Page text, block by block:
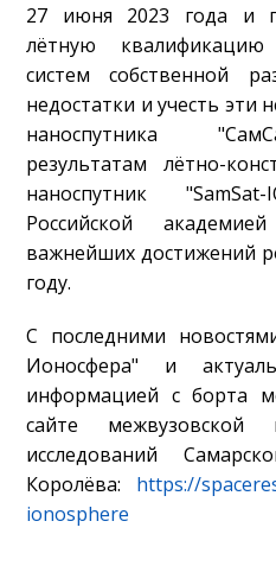
27 июня 2023 года и
лётную
систем собственной
недостатки и учесть эти
наноспутника
результатам лётно-
наноспутник
Российской
важнейших достижений
году.
С последними
Ионосфера" и
информацией с борта
сайте межвузовской
исследований
Королёва: https://
ionosphere